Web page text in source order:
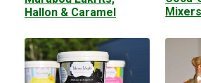
Hallon & Caramel
Mixers